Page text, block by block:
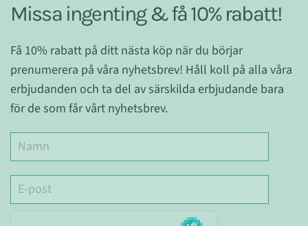
Missa ingenting & få 10% rabatt!
Få 10% rabatt på ditt nästa köp när du börjar
prenumerera på våra nyhetsbrev! Håll koll på alla våra
erbjudanden och ta del av särskilda erbjudande bara
för de som får vårt nyhetsbrev.